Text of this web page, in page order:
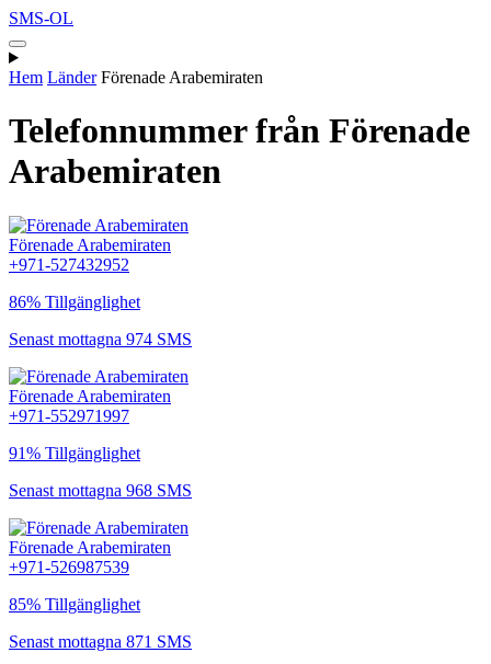
SMS-OL
Hem Länder Förenade Arabemiraten
Telefonnummer från Förenade
Arabemiraten
Förenade Arabemiraten
+971-527432952
86% Tillgänglighet
Senast mottagna 974 SMS
Förenade Arabemiraten
+971-552971997
91% Tillgänglighet
Senast mottagna 968 SMS
Förenade Arabemiraten
+971-526987539
85% Tillgänglighet
Senast mottagna 871 SMS